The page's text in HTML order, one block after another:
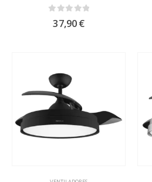
0out of 5
37,90€